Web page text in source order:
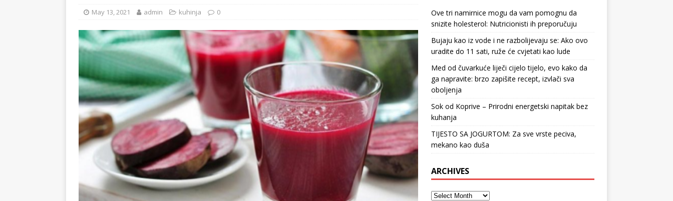
May 13, 2021 admin kuhinja 0
Ove tri namirnice mogu da vam pomognu da
snizite holesterol: Nutricionisti ih preporučuju
Bujaju kao iz vode i ne razbolijevaju se: Ako ovo
uradite do 11 sati, ruže će cvjetati kao lude
Med od čuvarkuće liječi cijelo tijelo, evo kako da
ga napravite: brzo zapišite recept, izvlači sva
oboljenja
Sok od Koprive – Prirodni energetski napitak bez
kuhanja
TIJESTO SA JOGURTOM: Za sve vrste peciva,
mekano kao duša
ARCHIVES